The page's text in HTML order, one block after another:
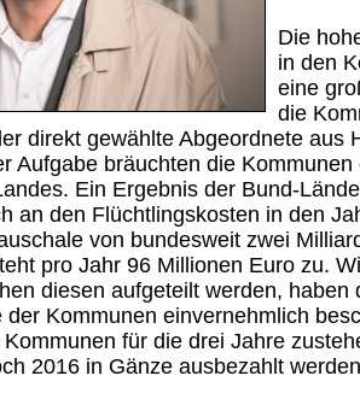
Die
in den
eine
die
direkt gewählte Abgeordnete aus
Aufgabe bräuchten die
Ein Ergebnis der Bund-
an den Flüchtlingskosten in den
von bundesweit zwei
pro Jahr 96 Millionen Euro zu.
diesen aufgeteilt werden, haben
der Kommunen einvernehmlich
für die drei Jahre
2016 in Gänze ausbezahlt